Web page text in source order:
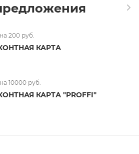
200 руб.
КАРТА
10000 руб.
КАРТА "PROFFI"